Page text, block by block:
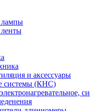
лампы
и аксессуары
системы (КНС)